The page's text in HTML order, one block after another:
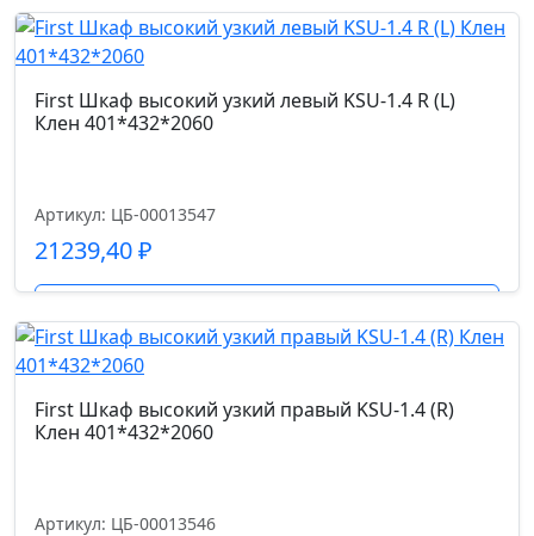
First Шкаф высокий узкий левый KSU-1.4 R (L)
Клен 401*432*2060
Артикул: ЦБ-00013547
21239,40₽
First Шкаф высокий узкий правый KSU-1.4 (R)
Клен 401*432*2060
Артикул: ЦБ-00013546